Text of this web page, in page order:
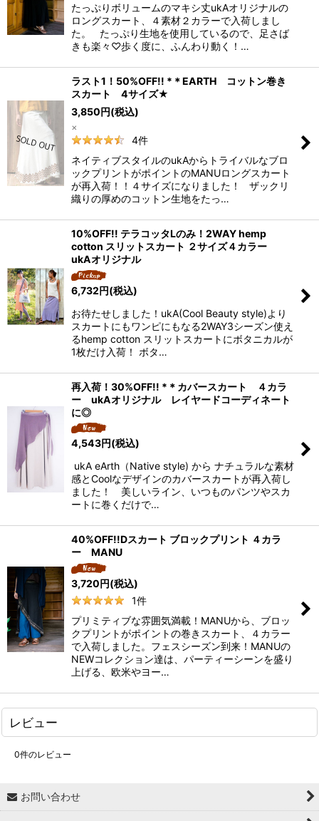
たっぷりボリュームのマキシ丈ukAオリジナルの
ロングスカート、４素材２カラーで入荷しまし
た。 たっぷり生地を使用しているので、足さば
きも楽々♡歩く度に、ふんわり動く！…
ラスト1！50%OFF!! *＊EARTH コットン巻き
スカート 4サイズ★
3,850円(税込)
×
4件
ネイティブスタイルのukAからトライバルなブロ
ックプリントがポイントのMANUロングスカート
が再入荷！！４サイズになりました！ ザックリ
織りの厚めのコットン生地をたっ…
10%OFF!! テラコッタLのみ！2WAY hemp
cotton スリットスカート ２サイズ４カラー
ukAオリジナル
6,732円(税込)
お待たせしました！ukA(Cool Beauty style)より
スカートにもワンピにもなる2WAY3シーズン使え
るhemp cotton スリットスカートにボタニカルが
1枚だけ入荷！ ボタ…
再入荷！30%OFF!! *＊カバースカート ４カラ
ー ukAオリジナル レイヤードコーディネート
に◎
4,543円(税込)
ukA eArth（Native style) から ナチュラルな素材
感とCoolなデザインのカバースカートが再入荷し
ました！ 美しいライン、いつものパンツやスカ
ートに巻くだけで…
40%OFF!!Dスカート ブロックプリント ４カラ
ー MANU
3,720円(税込)
1件
プリミティブな雰囲気満載！MANUから、ブロッ
クプリントがポイントの巻きスカート、４カラー
で入荷しました。フェスシーズン到来！MANUの
NEWコレクション達は、パーティーシーンを盛り
上げる、欧米やヨー…
レビュー
0件のレビュー
お問い合わせ